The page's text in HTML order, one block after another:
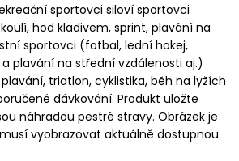
sportovci siloví sportovci
hod kladivem, sprint, plavání na
sportovci (fotbal, lední hokej,
plavání na střední vzdálenosti aj.)
triatlon, cyklistika, běh na lyžích
dávkování. Produkt uložte
náhradou pestré stravy. Obrázek je
vyobrazovat aktuálně dostupnou